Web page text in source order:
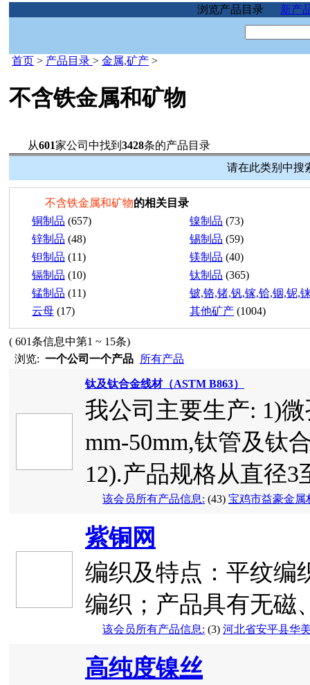
浏览产品目录 新产
首页 > 产品目录 > 金属,矿产 >
不含铁金属和矿物
从601家公司中找到 3428条的产品目录
请在此类别中搜
不含铁金属和矿物的相关目录
铜制品 (657) 镍制品 (73)
锌制品 (48) 锡制品 (59)
钽制品 (11) 镁制品 (40)
镉制品 (10) 钛制品 (365)
锰制品 (11)
铍,铬,锗,钒,镓,铪,铟,铌,
云母 (17) 其他矿产 (1004)
( 601条信息中第1 ~ 15条)
浏览: 一个公司一个产品 所有产品
钛及钛合金线材（ASTM B863）
我公司主要生产: 1)
mm-50mm,钛管及钛
12).产品规格从直径3
该会员所有产品信息: (43) 宝鸡市益豪金属
紫铜网
编织及特点：平纹编
编织；产品具有无磁
该会员所有产品信息: (3) 河北省安平县华
高纯度镍丝